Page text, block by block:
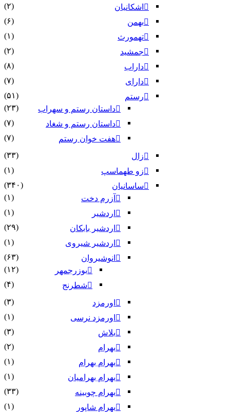
اشکانیان
(۲)
بهمن
(۶)
تهمورث
(۱)
جمشید
(۲)
داراب
(۸)
دارای
(۷)
رستم
(۵۱)
داستان رستم و سهراب
(۲۳)
داستان رستم و شغاد
(۷)
هفت خوان رستم‏
(۷)
زال
(۳۳)
زو طهماسپ‏
(۱)
ساسانیان
(۳۴۰)
آزرم دخت
(۱)
اردشیر
(۱)
اردشیر بابکان
(۲۹)
اردشیر شیروی
(۱)
انوشیروان
(۶۳)
بوزرجمهر
(۱۲)
شطرنج
(۴)
اورمزد
(۳)
اورمزد نرسى‏
(۱)
بلاش
(۳)
بهرام
(۲)
بهرام بهرام
(۱)
بهرام بهرامیان‏
(۱)
بهرام چوبینه
(۳۳)
بهرام شاپور
(۱)